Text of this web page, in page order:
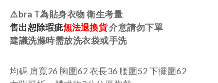
⚠️bra T為貼身衣物 衛生考量
售出恕除瑕疵無法退換貨介意請勿下單
建議洗滌時需放洗衣袋或手洗
均碼 肩寬26 胸圍62 衣長36 腰圍52 下擺圍62